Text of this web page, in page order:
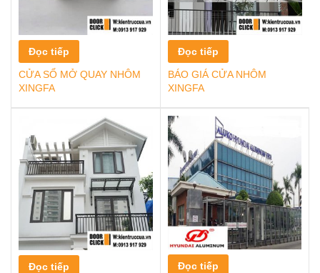
Đọc tiếp
CỬA SỔ MỞ QUAY NHÔM
XINGFA
Đọc tiếp
BÁO GIÁ CỬA NHÔM
XINGFA
Đọc tiếp
Đọc tiếp